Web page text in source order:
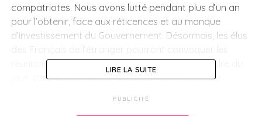
compatriotes. Nous avons lutté pendant plus d’un an
pour l’obtenir, face aux réticences et au manque
d’investissement du Gouvernement. Désormais, les élus
réunions des conseils consulaires et en fixer l’ordre du
jour, sans dépendre de l’administration. Ils seront
LIRE LA SUITE
PUBLICITÉ